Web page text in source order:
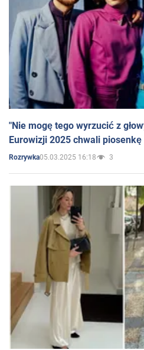
"Nie mogę tego wyrzucić z
Eurowizji 2025 chwali
Rozrywka05.03.2025 16:18 3